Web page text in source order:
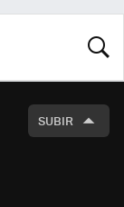
SUBIR